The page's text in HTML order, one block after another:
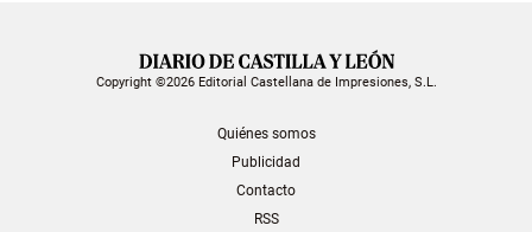
Copyright ©2026 Editorial Castellana de Impresiones, S.L.
Quiénes somos
Publicidad
Contacto
RSS